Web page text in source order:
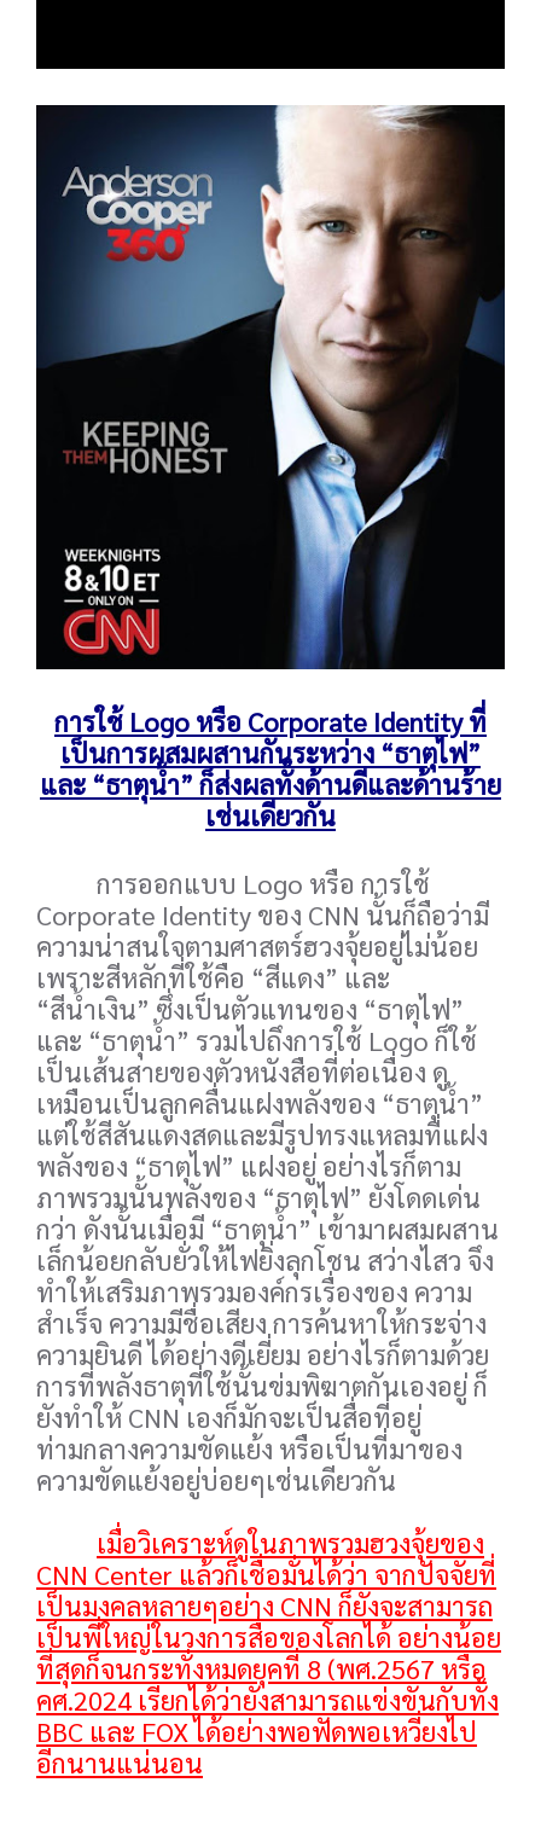
การใช้ Logo หรือ Corporate Identity ที่
เป็นการผสมผสานกันระหว่าง “ธาตุไฟ”
และ “ธาตุน้ำ” ก็ส่งผลทั้งด้านดีและด้านร้าย
เช่นเดียวกัน
การออกแบบ Logo หรือ การใช้
Corporate Identity ของ CNN นั้นก็ถือว่ามี
ความน่าสนใจตามศาสตร์ฮวงจุ้ยอยู่ไม่น้อย
เพราะสีหลักที่ใช้คือ “สีแดง” และ
“สีน้ำเงิน” ซึ่งเป็นตัวแทนของ “ธาตุไฟ”
และ “ธาตุน้ำ” รวมไปถึงการใช้ Logo ก็ใช้
เป็นเส้นสายของตัวหนังสือที่ต่อเนื่อง ดู
เหมือนเป็นลูกคลื่นแฝงพลังของ “ธาตุน้ำ”
แต่ใช้สีสันแดงสดและมีรูปทรงแหลมที่แฝง
พลังของ “ธาตุไฟ” แฝงอยู่ อย่างไรก็ตาม
ภาพรวมนั้นพลังของ “ธาตุไฟ” ยังโดดเด่น
กว่า ดังนั้นเมื่อมี “ธาตุน้ำ” เข้ามาผสมผสาน
เล็กน้อยกลับยั่วให้ไฟยิ่งลุกโชน สว่างไสว จึง
ทำให้เสริมภาพรวมองค์กรเรื่องของ ความ
สำเร็จ ความมีชื่อเสียง การค้นหาให้กระจ่าง
ความยินดี ได้อย่างดีเยี่ยม อย่างไรก็ตามด้วย
การที่พลังธาตุที่ใช้นั้นข่มพิฆาตกันเองอยู่ ก็
ยังทำให้ CNN เองก็มักจะเป็นสื่อที่อยู่
ท่ามกลางความขัดแย้ง หรือเป็นที่มาของ
ความขัดแย้งอยู่บ่อยๆเช่นเดียวกัน
เมื่อวิเคราะห์ดูในภาพรวมฮวงจุ้ยของ
CNN Center แล้วก็เชื่อมั่นได้ว่า จากปัจจัยที่
เป็นมงคลหลายๆอย่าง CNN ก็ยังจะสามารถ
เป็นพี่ใหญ่ในวงการสื่อของโลกได้ อย่างน้อย
ที่สุดก็จนกระทั่งหมดยุคที่ 8 (พศ.2567 หรือ
คศ.2024 เรียกได้ว่ายังสามารถแข่งขันกับทั้ง
BBC และ FOX ได้อย่างพอฟัดพอเหวี่ยงไป
อีกนานแน่นอน